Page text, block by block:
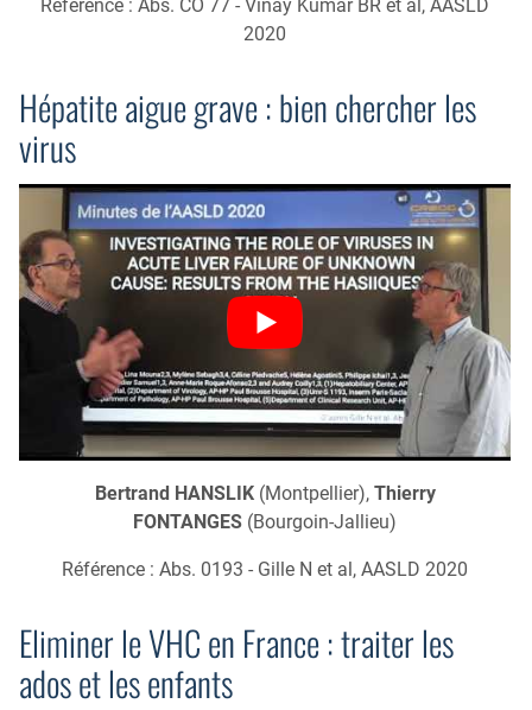
Référence : Abs. CO 77 - Vinay Kumar BR et al, AASLD
2020
Hépatite aigue grave : bien chercher les
virus
Bertrand HANSLIK(Montpellier), Thierry
FONTANGES (Bourgoin-Jallieu)
Référence : Abs. 0193 - Gille N et al, AASLD 2020
Eliminer le VHC en France : traiter les
ados et les enfants